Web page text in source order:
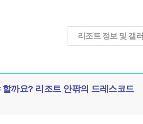
리조트 정보 및 갤
까요? 리조트 안팎의 드레스코드